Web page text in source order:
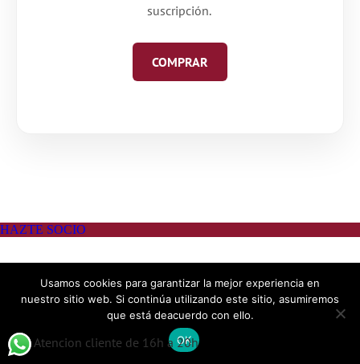
suscripción.
COMPRAR
Atencion cliente de 16h a 20h
Usamos cookies para garantizar la mejor experiencia en
nuestro sitio web. Si continúa utilizando este sitio, asumiremos
que está deacuerdo con ello.
OK